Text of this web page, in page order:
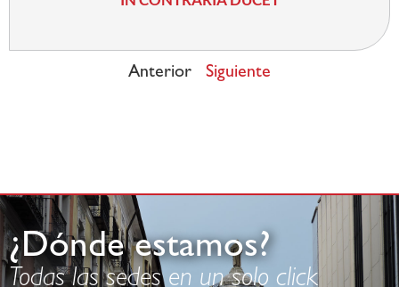
Anterior Siguiente
¿Dónde estamos?
Todas las sedes en un solo click